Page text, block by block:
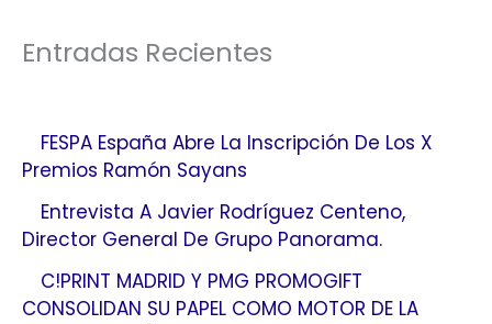
Entradas Recientes
FESPA España Abre La Inscripción De Los X
Premios Ramón Sayans
Entrevista A Javier Rodríguez Centeno,
Director General De Grupo Panorama.
C!PRINT MADRID Y PMG PROMOGIFT
CONSOLIDAN SU PAPEL COMO MOTOR DE LA